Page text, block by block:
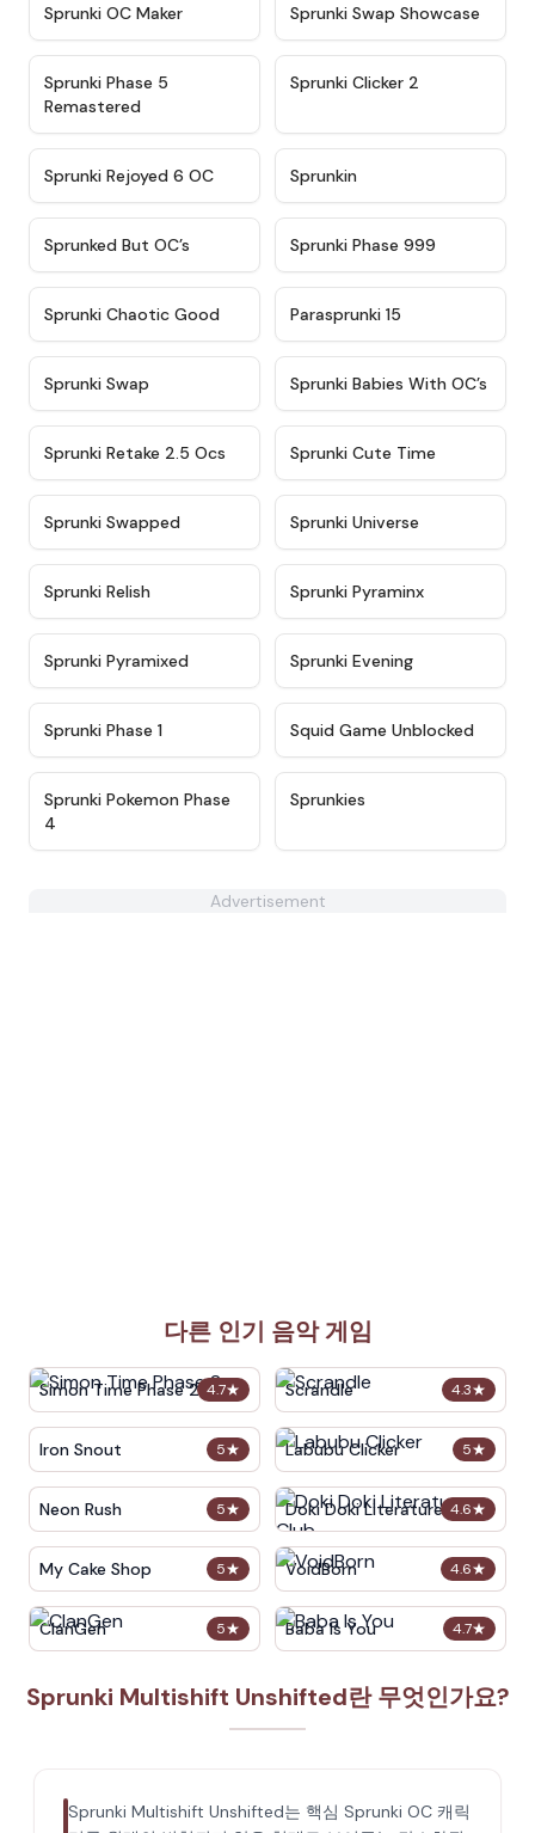
Sprunki OC Maker ★ 4.6
Sprunki Swap Showcase
Sprunki Phase 5
Remastered
Sprunki Clicker 2
★ 4.4
Sprunki Rejoyed 6 OC Sprunkin
Sprunked But OC’s Sprunki Phase 999
★ 4.7
Sprunki Chaotic Good Parasprunki 15
Sprunki Swap ★ 4.8
Sprunki Babies With OC’s
★ 4.6
Sprunki Retake 2.5 Ocs Sprunki Cute Time
Sprunki Swapped Sprunki Universe
Sprunki Relish Sprunki Pyraminx
Sprunki Pyramixed Sprunki Evening
Sprunki Phase 1 ★ 4.6
Squid Game Unblocked
★ 4.9
Sprunki Pokemon Phase
4
Sprunkies
Advertisement
다른 인기 음악 게임
4.7★
Simon Time Phase 2 4.3★
Scrandle
5★
Iron Snout 5★
Labubu Clicker
5★
Neon Rush 4.6★
Doki Doki Literature Club
5★
My Cake Shop 4.6★
VoidBorn
5★
ClanGen 4.7★
Baba Is You
Sprunki Multishift Unshifted란 무엇인가요?
Sprunki Multishift Unshifted는 핵심 Sprunki OC 캐릭